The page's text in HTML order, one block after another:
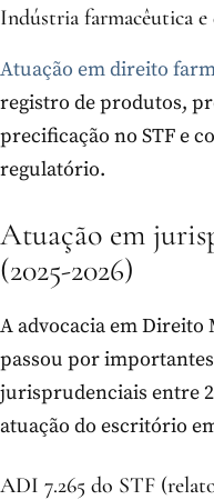
Indústria farmacêutica
Atuação em direito
registro de produtos,
precificação no STF e
regulatório.
Atuação em
(2025-2026)
A advocacia em Direito
passou por
jurisprudenciais entre
atuação do escritório
ADI 7.265 do STF